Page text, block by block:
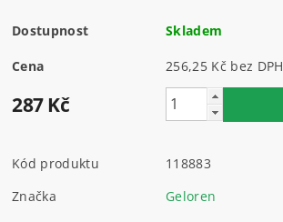
Dostupnost Skladem
Cena 256,25 Kč bez DPH
287 Kč
Kód produktu
118883
Značka
Geloren